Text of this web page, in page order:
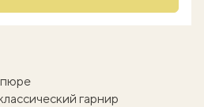
гарнир